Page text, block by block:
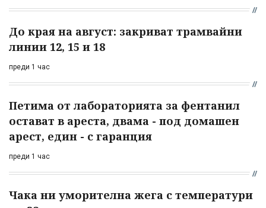
До края на август: закриват трамвайни
линии 12, 15 и 18
преди 1 час
Петима от лабораторията за фентанил
остават в ареста, двама - под домашен
арест, един - с гаранция
преди 1 час
Чака ни уморителна жега с температури